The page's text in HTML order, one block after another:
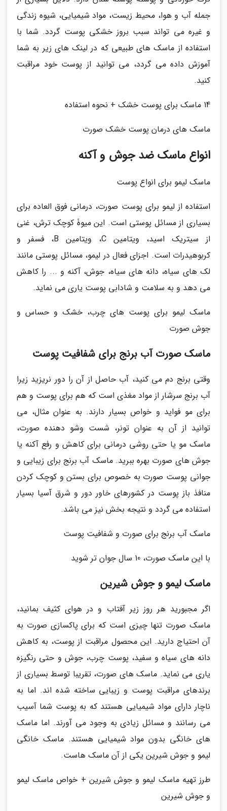
جمله آب و هوا، محیط زیست، مواد شیمیایی، شیوه زندگی
و غیره می تواند سبب بروز خشکی پوست گردد. شما با
استفاده از ماسک های طبیعی که در لینک های زیر به شما
آموزش داده می گردد، می توانید از پوست خود مراقبت
کنید.
14 ماسک برای پوست خشک + نحوه استفاده
ماسک های درمان پوست خشک صورت
انواع ماسک ضد جوش و آکنه
ماسک لیمو برای انواع پوست
استفاده از لیمو برای پوست صورت، درمانی فوق العاده برای
بسیاری از مسائل پوستی است. این میوۀ کوچک ترش، غنی
از سیتریک اسید، ویتامین C، ویتامین B، فسفر و
کربوهیدرات است. اجزای فعال در لیمو، مسائل پوستی مانند
لک های سیاه، دانه های سیاه، جوش، آکنه و ... را کاهش
می دهد و به سلامت و شادابی پوست یاری می نماید.
ماسک لیمو برای پوست های چرب، خشک و حساس و
جوش صورت
ماسک صورت آب برنج برای شفافیت پوست
وقتی برنج دم می کنید، آب حاصل از آن را دور نریزید زیرا
آب برنج سرشار از مواد مغذی است که هم برای پوست و هم
برای مو فواید و خواص بسیار دارند. به عنوان مثال، می
توانید از آن به عنوان تونر، شست وشو دهنده صورت،
ماسک مو یا حتی روشی درمانی برای کاهش و رفع آکنه یا
جوش های صورت بهره ببرید. ماسک آب برنج برای زیبایی و
جوانی پوست صورت به خصوص برای بستن و کوچک کردن
منافذ باز پوست در کشورهای خاور دور و شرق آسیا بسیار
استفاده می گردد و نتیجه بخش نیز می باشد.
ماسک آب برنج برای صورت و شفافیت پوست
با این ماسک صورت، 10 سال جوان تر شوید
ماسک لیمو و جوش شیرین
اگر مجبورید هر روز زیر آفتاب و در هوای کثیف بمانید،
ماسک صورت تنها چیزی است که برای پاکسازی صورت به
آن احتیاج دارید. این محصول مراقبت از پوست، به کاهش
دانه های سیاه و سفید، پوست چرب، جوش و حتی رنگیزه
یاری می نماید. ماسک های صورت، تقریبا توسط بسیاری از
برندهای مراقبت پوست و زیبایی ساخته شده اند. اما به
ناچار دارای مواد شیمیایی هستند که به پوست شما آسیب
می رسانند و مسائل زیادی به وجود می آورند. اما ماسک
های خانگی بدون مواد شیمیایی هستند. ماسک خانگی
لیمو و جوش شیرین یکی از آن ماسک هاست.
طرز تهیه ماسک لیمو و جوش شیرین + خواص ماسک لیمو
و جوش شیرین